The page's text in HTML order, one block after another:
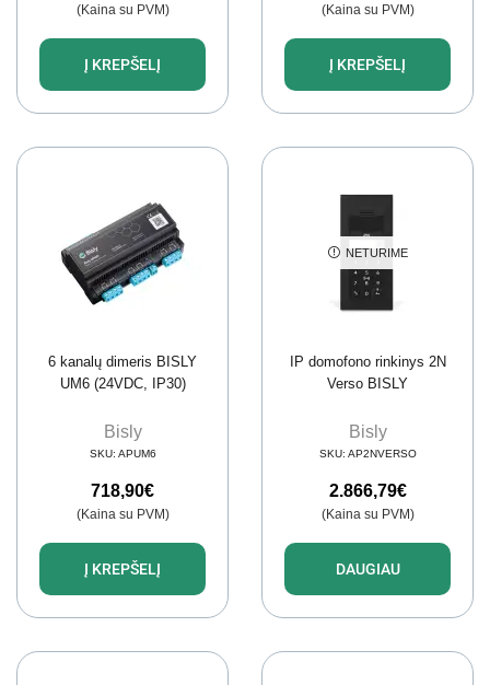
(Kaina su PVM)
Į KREPŠELĮ
(Kaina su PVM)
Į KREPŠELĮ
6 kanalų dimeris BISLY
UM6 (24VDC, IP30)
Bisly
SKU: APUM6
718,90€
(Kaina su PVM)
Į KREPŠELĮ
NETURIME
IP domofono rinkinys 2N
Verso BISLY
Bisly
SKU: AP2NVERSO
2.866,79€
(Kaina su PVM)
DAUGIAU